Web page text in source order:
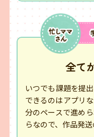
全て
いつでも課題を提
できるのはアプリ
分のペースで進め
らなので、作品発